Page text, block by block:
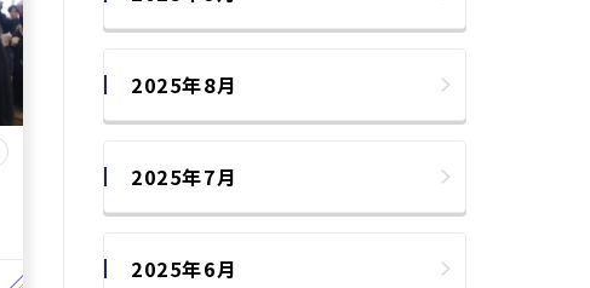
2025年8月
2025年7月
2025年6月